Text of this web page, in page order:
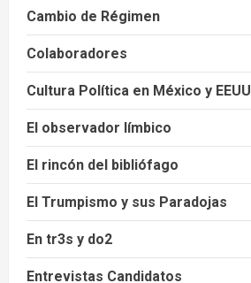
Cambio de Régimen
Colaboradores
Cultura Política en México y EEUU
El observador límbico
El rincón del bibliófago
El Trumpismo y sus Paradojas
En tr3s y do2
Entrevistas Candidatos